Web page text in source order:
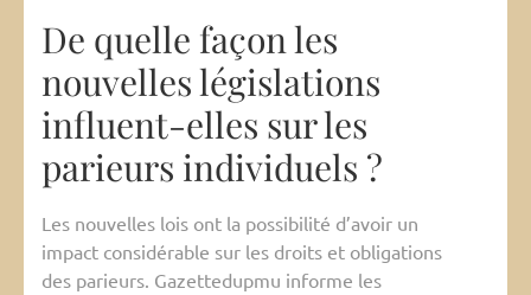
De quelle façon les
nouvelles législations
influent-elles sur les
parieurs individuels ?
Les nouvelles lois ont la possibilité d’avoir un
impact considérable sur les droits et obligations
des parieurs. Gazettedupmu informe les